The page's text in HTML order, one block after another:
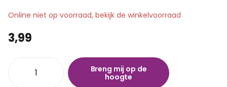
Online niet op voorraad, bekijk de winkelvoorraad
3,99
Breng mij op de
hoogte